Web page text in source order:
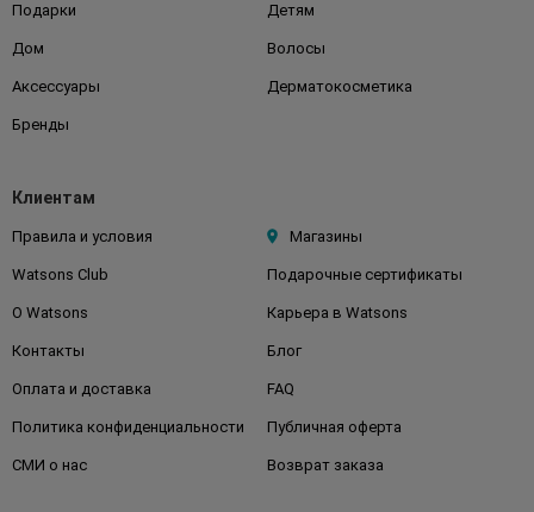
Подарки Детям
Дом Волосы
Аксессуары Дерматокосметика
Бренды
Клиентам
Правила и условия Магазины
Watsons Club Подарочные сертификаты
О Watsons Карьера в Watsons
Контакты Блог
Оплата и доставка FAQ
Политика конфиденциальности Публичная оферта
СМИ о нас Возврат заказа